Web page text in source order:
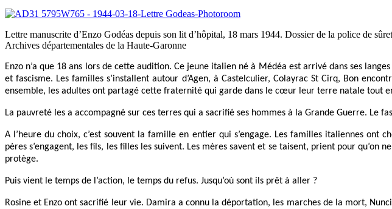
Lettre manuscrite d’Enzo Godéas depuis son lit d’hôpital, 18 mars 1944. Dossier de la police de
Archives départementales de la Haute-Garonne
Enzo n’a que 18 ans lors de cette audition. Ce jeune italien né à Médéa est arrivé dans ses
et fascisme. Les familles s’installent autour d’Agen, à Castelculier, Colayrac St Cirq, Bon
ensemble, les adultes ont partagé cette fraternité qui garde dans le cœur leur terre natale tout
La pauvreté les a accompagné sur ces terres qui a sacrifié ses hommes à la Grande Guerre. Le
A l’heure du choix, c’est souvent la famille en entier qui s’engage. Les familles italiennes
pères s’engagent, les fils, les filles les suivent. Les mères savent et se taisent, prient pour
protège.
Puis vient le temps de l’action, le temps du refus. Jusqu’où sont ils prêt à aller ?
Rosine et Enzo ont sacrifié leur vie. Damira a connu la déportation, les marches de la mort,